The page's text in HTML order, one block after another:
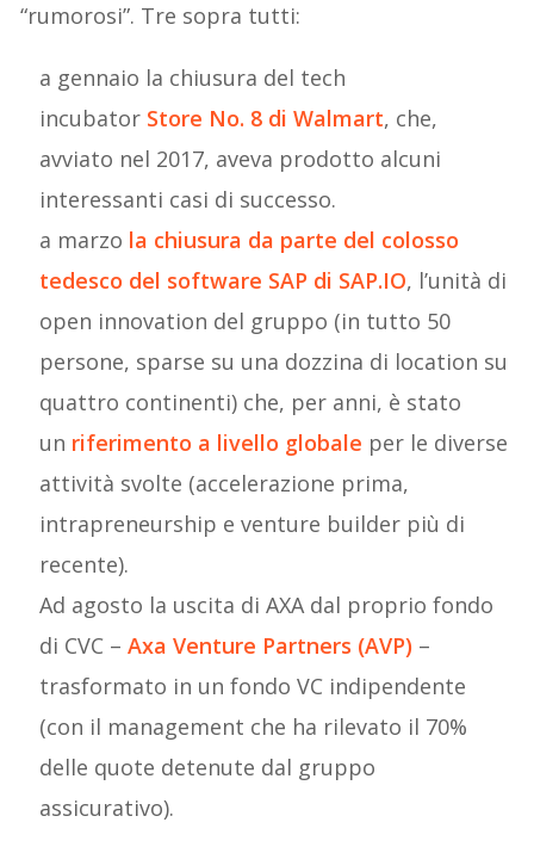
“rumorosi”. Tre sopra tutti:
a gennaio la chiusura del tech
incubator Store No. 8 diWalmart, che,
avviato nel 2017, aveva prodotto alcuni
interessanti casi di successo.
a marzo la chiusura da parte del colosso
tedesco del software SAP di SAP.IO, l’unità di
open innovation del gruppo (in tutto 50
persone, sparse su una dozzina di location su
quattro continenti) che, per anni, è stato
un riferimento a livello globale per le diverse
attività svolte (accelerazione prima,
intrapreneurship e venture builder più di
recente).
Ad agosto la uscita di AXA dal proprio fondo
di CVC –Axa Venture Partners (AVP) –
trasformato in un fondo VC indipendente
(con il management che ha rilevato il 70%
delle quote detenute dal gruppo
assicurativo).